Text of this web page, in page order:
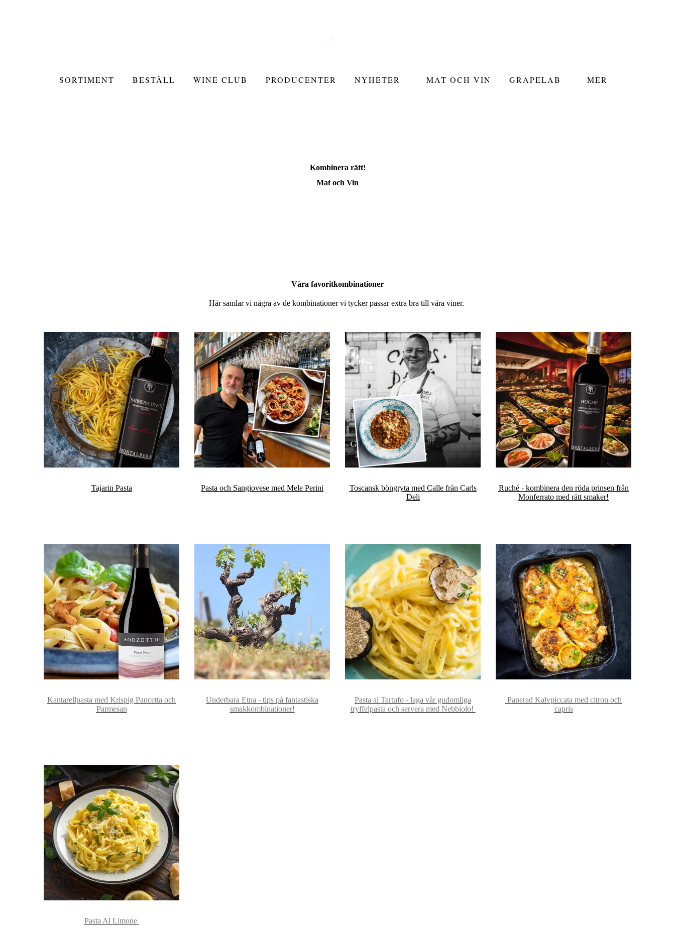
SORTIMENT BESTÄLL WINE CLUB PRODUCENTER NYHETER MAT OCH VIN GRAPELAB MER
Kombinera rätt!
Mat och Vin
Våra favoritkombinationer
Här samlar vi några av de kombinationer vi tycker passar extra bra till våra viner.
Tajarin Pasta Pasta och Sangiovese med Mele Perini
Toscansk böngryta med Calle från Carls
Deli
Ruché - kombinera den röda prinsen från
Monferrato med rätt smaker!
Kantarellpasta med Krispig Pancetta och
Parmesan
Underbara Etna - tips på fantastiska
smakkombinationer!
Pasta al Tartufo - laga vår gudomliga
tryffelpasta och servera med Nebbiolo!
Panerad Kalvpiccata med citron och
capris
Pasta Al Limone